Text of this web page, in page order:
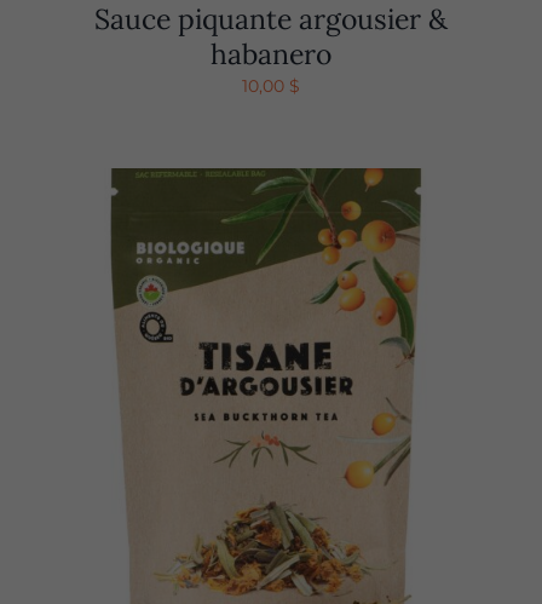
Sauce piquante argousier &
habanero
10,00 $